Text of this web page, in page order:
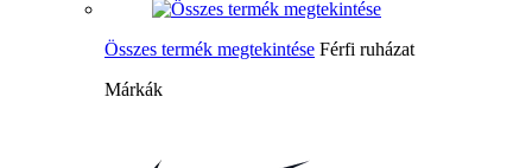
Összes termék megtekintése Férfi ruházat
Márkák